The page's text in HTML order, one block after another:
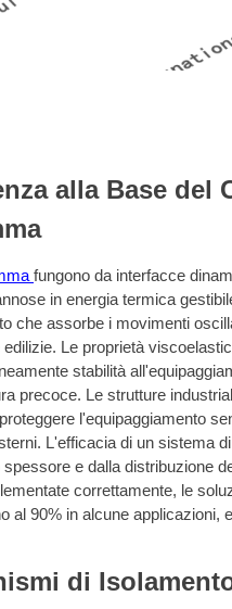
alla Base
fungono da interfacce
in energia termica
che assorbe i movimenti
Le proprietà
stabilità
precoce. Le strutture
l'equipaggiamento
L'efficacia di un sistema
spessore e dalla distribuzione
correttamente, le
al 90% in alcune applicazioni,
di